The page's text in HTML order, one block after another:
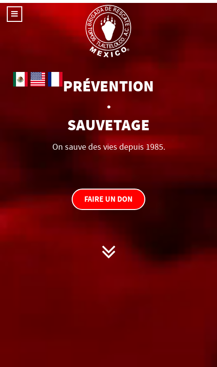
Sélectionnez votre langue
PRÉVENTION
•
SAUVETAGE
On sauve des vies depuis 1985.
FAIRE UN DON